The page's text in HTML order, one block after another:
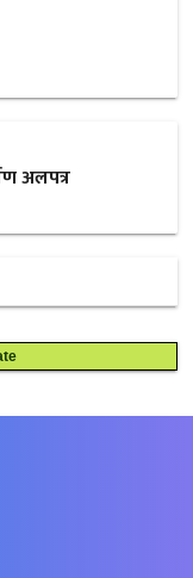
अलपत्र